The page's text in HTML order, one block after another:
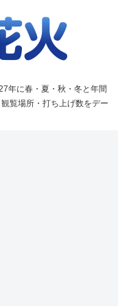
年に春・夏・秋・冬と年間
覧場所・打ち上げ数をデー